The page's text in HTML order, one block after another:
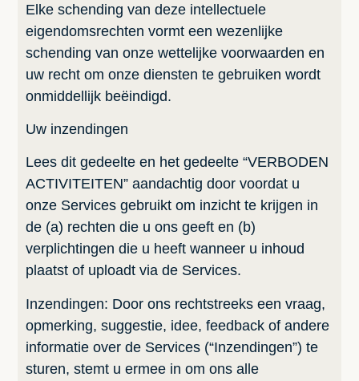
Elke schending van deze intellectuele
eigendomsrechten vormt een wezenlijke
schending van onze wettelijke voorwaarden en
uw recht om onze diensten te gebruiken wordt
onmiddellijk beëindigd.
Uw inzendingen
Lees dit gedeelte en het gedeelte “VERBODEN
ACTIVITEITEN” aandachtig door voordat u
onze Services gebruikt om inzicht te krijgen in
de (a) rechten die u ons geeft en (b)
verplichtingen die u heeft wanneer u inhoud
plaatst of uploadt via de Services.
Inzendingen: Door ons rechtstreeks een vraag,
opmerking, suggestie, idee, feedback of andere
informatie over de Services (“Inzendingen”) te
sturen, stemt u ermee in om ons alle